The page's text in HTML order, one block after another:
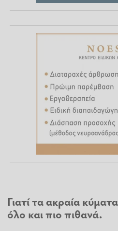
Γιατί τα ακραία κύματα
όλο και πιο πιθανά.